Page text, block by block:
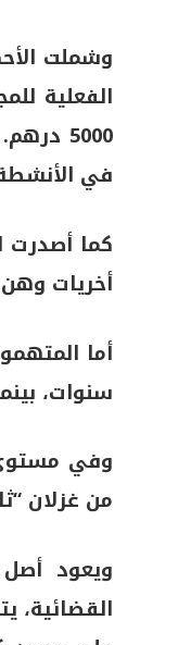
وشملت
الفعلية
5000
في
كما أصدرت
أخريات
أما
سنوات،
وفي مستوى
من غزلان
ويعود
القضائية،